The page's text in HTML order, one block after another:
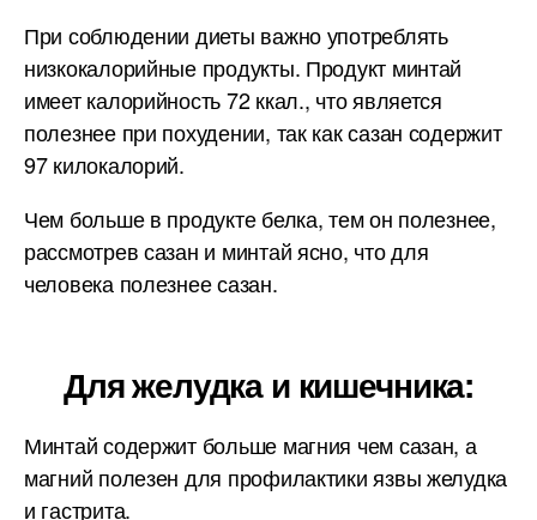
При соблюдении диеты важно употреблять
низкокалорийные продукты. Продукт минтай
имеет калорийность 72 ккал., что является
полезнее при похудении, так как сазан содержит
97 килокалорий.
Чем больше в продукте белка, тем он полезнее,
рассмотрев сазан и минтай ясно, что для
человека полезнее сазан.
Для желудка и кишечника:
Минтай содержит больше магния чем сазан, а
магний полезен для профилактики язвы желудка
и гастрита.